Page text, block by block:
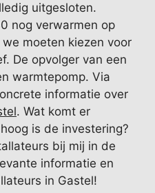
uitgesloten.
nog verwarmen op
we moeten kiezen voor
De opvolger van een
warmtepomp. Via
informatie over
. Wat komt er
is de investering?
bij mij in de
informatie en
in Gastel!